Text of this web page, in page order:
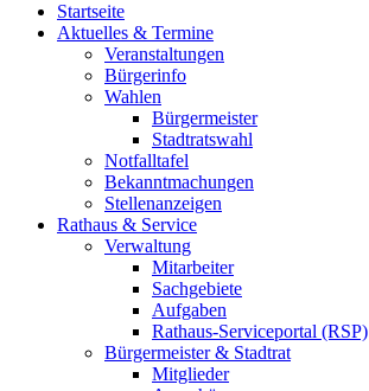
Startseite
Aktuelles & Termine
Veranstaltungen
Bürgerinfo
Wahlen
Bürgermeister
Stadtratswahl
Notfalltafel
Bekanntmachungen
Stellenanzeigen
Rathaus & Service
Verwaltung
Mitarbeiter
Sachgebiete
Aufgaben
Rathaus-Serviceportal (RSP)
Bürgermeister & Stadtrat
Mitglieder